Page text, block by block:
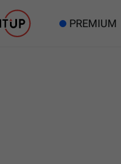
PREMIUM